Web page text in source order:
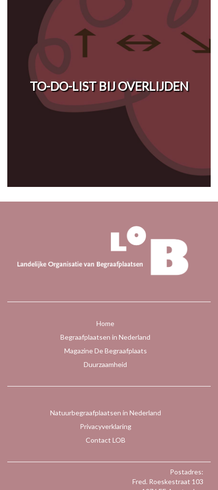
TO-DO-LIST BIJ OVERLIJDEN
Home
Begraafplaatsen in Nederland
Magazine De Begraafplaats
Duurzaamheid
Natuurbegraafplaatsen in Nederland
Privacyverklaring
Contact LOB
Postadres:
Fred. Roeskestraat 103